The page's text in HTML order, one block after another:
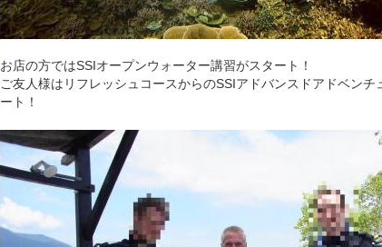
お店の方ではSSIオープンウォーター講習がスタート！
ご友人様はリフレッシュコースからのSSIアドバンスドアドベンチ
ート！